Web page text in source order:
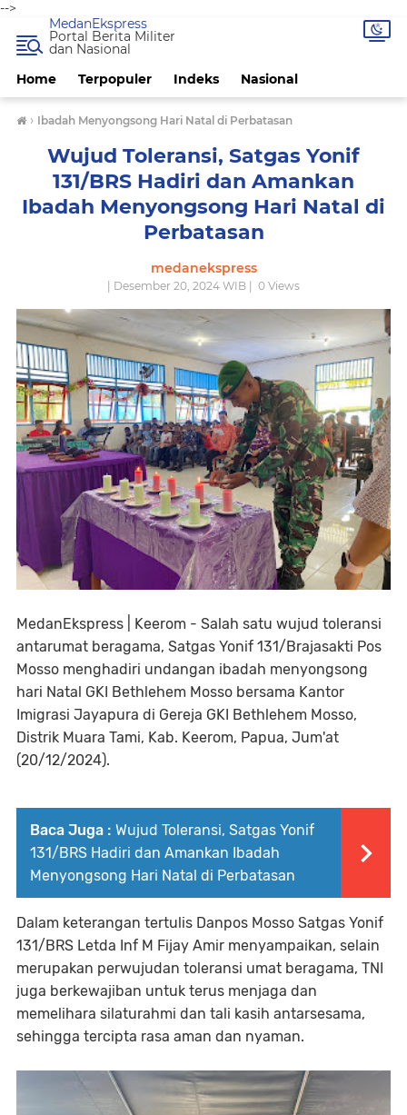
-->
Home Terpopuler Indeks Nasional
MedanEkspress
Portal Berita Militer
dan Nasional
› Ibadah Menyongsong Hari Natal di Perbatasan
Wujud Toleransi, Satgas Yonif
131/BRS Hadiri dan Amankan
Ibadah Menyongsong Hari Natal di
Perbatasan
medanekspress
| Desember 20, 2024 WIB | 0 Views
MedanEkspress | Keerom - Salah satu wujud toleransi
antarumat beragama, Satgas Yonif 131/Brajasakti Pos
Mosso menghadiri undangan ibadah menyongsong
hari Natal GKI Bethlehem Mosso bersama Kantor
Imigrasi Jayapura di Gereja GKI Bethlehem Mosso,
Distrik Muara Tami, Kab. Keerom, Papua, Jum'at
(20/12/2024).
Baca Juga : Wujud Toleransi, Satgas Yonif
131/BRS Hadiri dan Amankan Ibadah
Menyongsong Hari Natal di Perbatasan
Dalam keterangan tertulis Danpos Mosso Satgas Yonif
131/BRS Letda Inf M Fijay Amir menyampaikan, selain
merupakan perwujudan toleransi umat beragama, TNI
juga berkewajiban untuk terus menjaga dan
memelihara silaturahmi dan tali kasih antarsesama,
sehingga tercipta rasa aman dan nyaman.